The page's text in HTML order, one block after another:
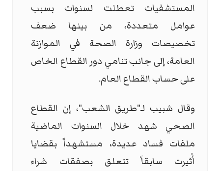
المستشفيات تعطلت لسنوات بسبب
عوامل متعددة، من بينها ضعف
تخصيصات وزارة الصحة في الموازنة
العامة، إلى جانب تنامي دور القطاع الخاص
على حساب القطاع العام.
وقال شبيب لـ"طريق الشعب"، إن القطاع
الصحي شهد خلال السنوات الماضية
ملفات فساد عديدة، مستشهداً بقضايا
أُثيرت سابقاً تتعلق بصفقات شراء